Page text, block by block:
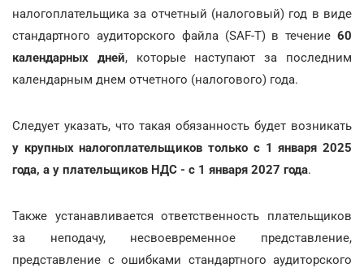
налогоплательщика за отчетный (налоговый) год в виде
стандартного аудиторского файла (SAF-T) в течение 60
календарных дней, которые наступают за последним
календарным днем отчетного (налогового) года.
Следует указать, что такая обязанность будет возникать
у крупных налогоплательщиков только с 1 января 2025
года, а у плательщиков НДС - с 1 января 2027 года.
Также устанавливается ответственность плательщиков
за неподачу, несвоевременное представление,
представление с ошибками стандартного аудиторского